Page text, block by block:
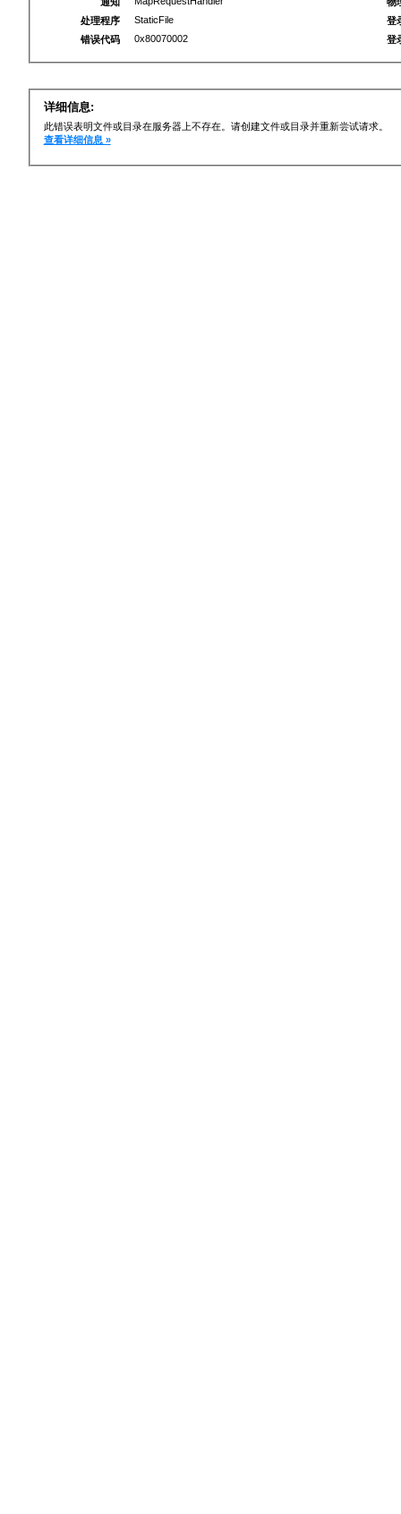
处理程序
StaticFile
错误代码
0x80070002
登
登
详细信息:
此错误表明文件或目录在服务器上不存在。请创建文件或目录并重新尝试请求。
查看详细信息 »